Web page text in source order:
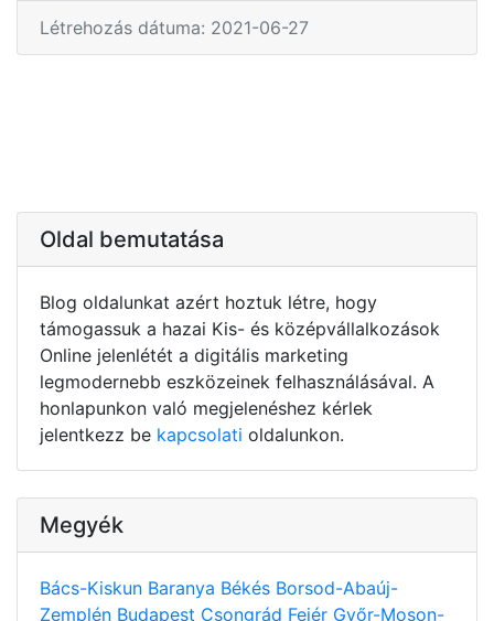
Létrehozás dátuma: 2021-06-27
Oldal bemutatása
Blog oldalunkat azért hoztuk létre, hogy
támogassuk a hazai Kis- és középvállalkozások
Online jelenlétét a digitális marketing
legmodernebb eszközeinek felhasználásával. A
honlapunkon való megjelenéshez kérlek
jelentkezz be kapcsolati oldalunkon.
Megyék
Bács-Kiskun Baranya Békés Borsod-Abaúj-
Zemplén Budapest Csongrád Fejér Győr-Moson-